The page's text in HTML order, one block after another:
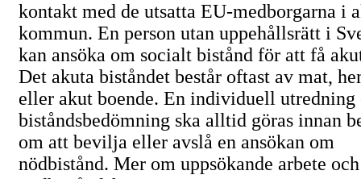
kontakt med de utsatta EU-medborgarna i
kommun. En person utan uppehållsrätt i
kan ansöka om socialt bistånd för att få
Det akuta biståndet består oftast av mat,
eller akut boende. En individuell utredning
biståndsbedömning ska alltid göras innan
om att bevilja eller avslå en ansökan om
nödbistånd. Mer om uppsökande arbete och